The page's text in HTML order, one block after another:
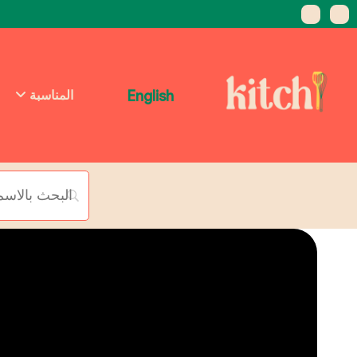
English المناسبة